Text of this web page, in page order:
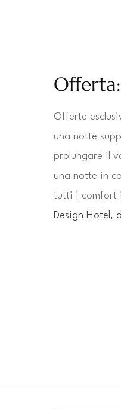
Offerte
una notte
prolungare il
una notte in
tutti i comfort
Design Hotel,